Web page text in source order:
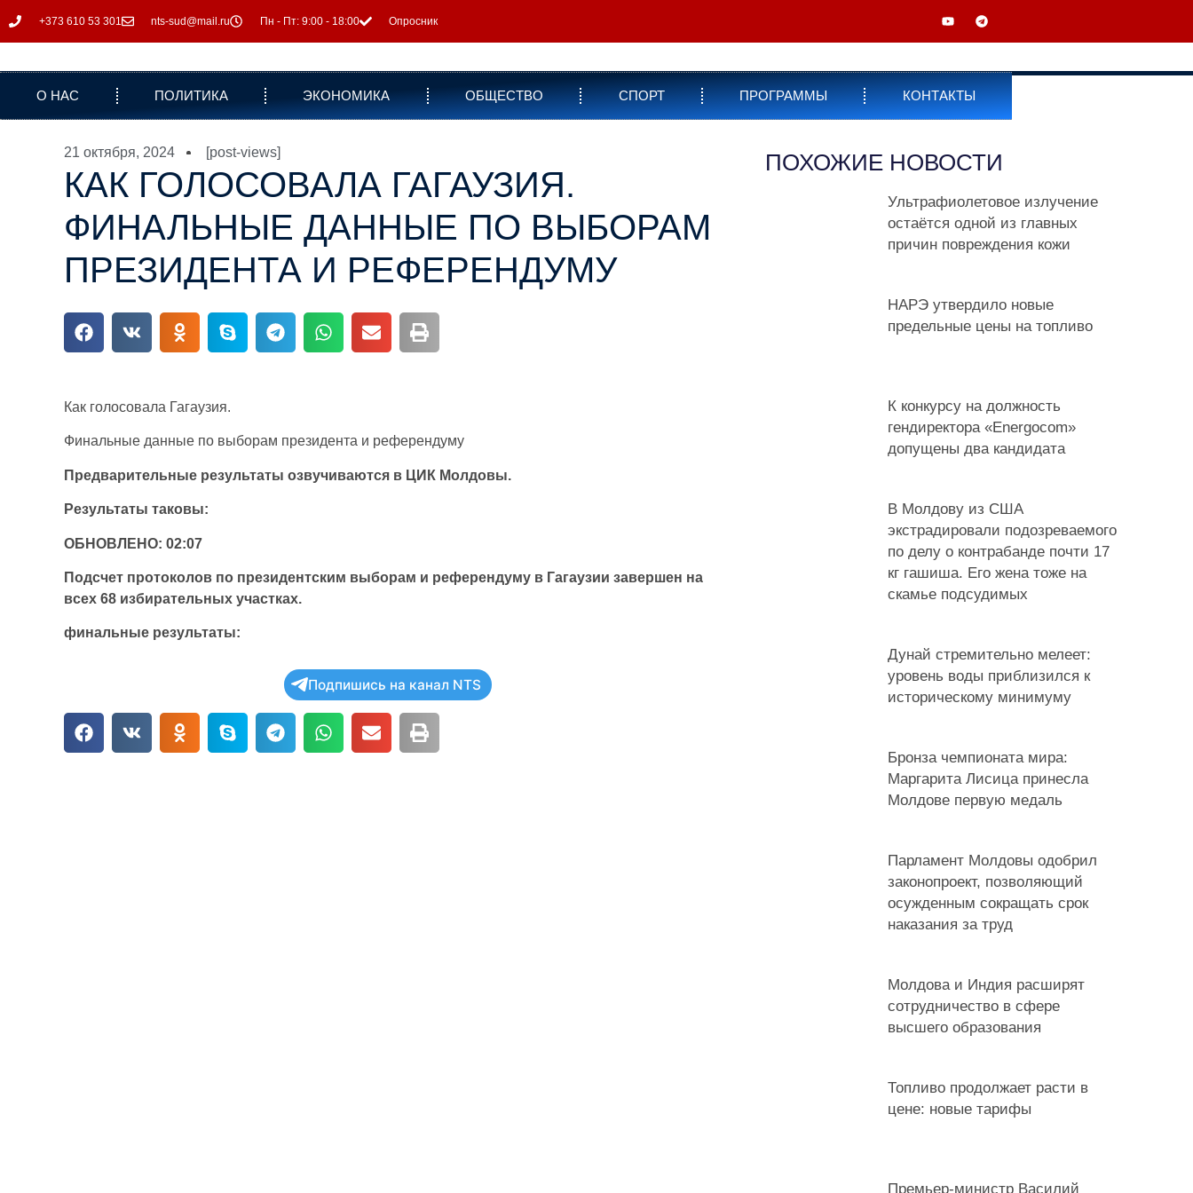
+373 610 53 301 nts-sud@mail.ru Пн - Пт: 9:00 - 18:00 Опросник
О НАС ПОЛИТИКА ЭКОНОМИКА ОБЩЕСТВО СПОРТ ПРОГРАММЫ КОНТАКТЫ
21 октября, 2024 [post-views]
КАК ГОЛОСОВАЛА ГАГАУЗИЯ.
ФИНАЛЬНЫЕ ДАННЫЕ ПО ВЫБОРАМ
ПРЕЗИДЕНТА И РЕФЕРЕНДУМУ
Как голосовала Гагаузия.
Финальные данные по выборам президента и референдуму
Предварительные результаты озвучиваются в ЦИК Молдовы.
Результаты таковы:
ОБНОВЛЕНО: 02:07
Подсчет протоколов по президентским выборам и референдуму в Гагаузии завершен на
всех 68 избирательных участках.
финальные результаты:
Подпишись на канал NTS
ПОХОЖИЕ НОВОСТИ
Ультрафиолетовое излучение
остаётся одной из главных
причин повреждения кожи
НАРЭ утвердило новые
предельные цены на топливо
К конкурсу на должность
гендиректора «Energocom»
допущены два кандидата
В Молдову из США
экстрадировали подозреваемого
по делу о контрабанде почти 17
кг гашиша. Его жена тоже на
скамье подсудимых
Дунай стремительно мелеет:
уровень воды приблизился к
историческому минимуму
Бронза чемпионата мира:
Маргарита Лисица принесла
Молдове первую медаль
Парламент Молдовы одобрил
законопроект, позволяющий
осужденным сокращать срок
наказания за труд
Молдова и Индия расширят
сотрудничество в сфере
высшего образования
Топливо продолжает расти в
цене: новые тарифы
Премьер-министр Василий